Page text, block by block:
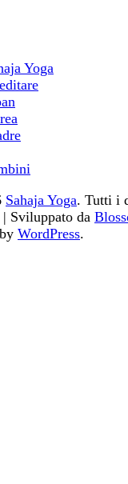
Yoga
Sahaja Yoga. Tutti i
Sviluppato da
WordPress.